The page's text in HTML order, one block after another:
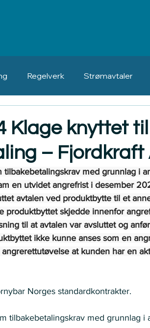
Regelverk Strømavtaler
Klage knyttet
– Fjordkraft
tilbakebetalingskrav med grunnlag i
en utvidet angrefrist i desember
avtalen ved produktbytte til et
produktbyttet skjedde innenfor
til at avtalen var avsluttet og
ikke kunne anses som en
at kunden har en
Norges standardkontrakter.
tilbakebetalingskrav med grunnlag i